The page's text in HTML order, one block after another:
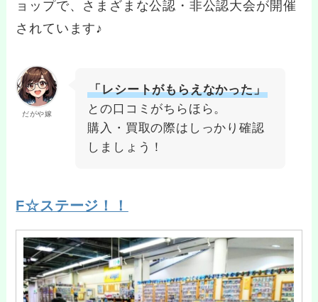
ョップで、さまざまな公認・非公認大会が開催
されています♪
だがや嫁
「レシートがもらえなかった」
との口コミがちらほら。
購入・買取の際はしっかり確認
しましょう！
F☆ステージ！！